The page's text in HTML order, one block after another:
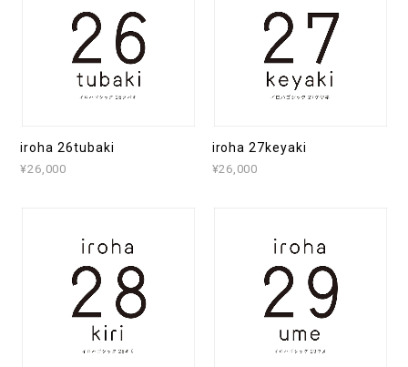
iroha 26tubaki
¥26,000
iroha 27keyaki
¥26,000